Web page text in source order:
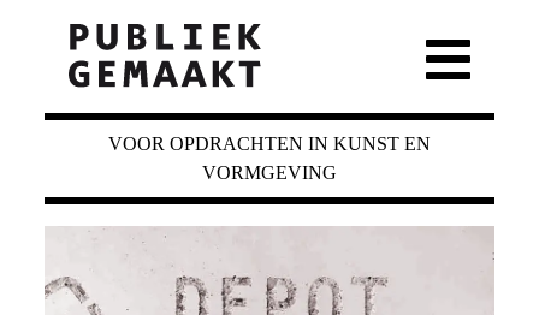
VOOR OPDRACHTEN IN KUNST EN
VORMGEVING